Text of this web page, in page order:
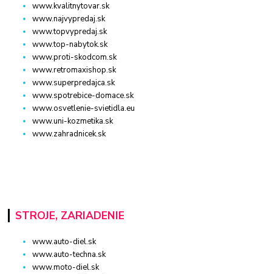
www.kvalitnytovar.sk
www.najvypredaj.sk
www.topvypredaj.sk
www.top-nabytok.sk
www.proti-skodcom.sk
www.retromaxishop.sk
www.superpredajca.sk
www.spotrebice-domace.sk
www.osvetlenie-svietidla.eu
www.uni-kozmetika.sk
www.zahradnicek.sk
STROJE, ZARIADENIE
www.auto-diel.sk
www.auto-techna.sk
www.moto-diel.sk